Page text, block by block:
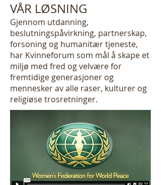
VÅR LØSNING
Gjennom utdanning,
beslutningspåvirkning, partnerskap,
forsoning og humanitær tjeneste,
har Kvinneforum som mål å skape et
miljø med fred og velvære for
fremtidige generasjoner og
mennesker av alle raser, kulturer og
religiøse trosretninger.